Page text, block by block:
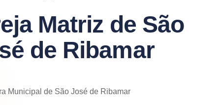
Matriz de São
de Ribamar
Municipal de São José de Ribamar